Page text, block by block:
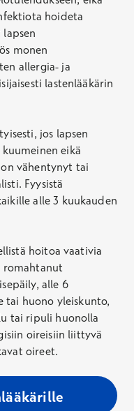
hoideta
monen
allergia- ja
lastenlääkärin
jos lapsen
eikä
vähentynyt tai
Fyysistä
alle 3 kuukauden
hoitoa vaativia
romahtanut
alle 6
tai huono yleiskunto,
tai ripuli huonolla
oireisiin liittyvä
oireet.